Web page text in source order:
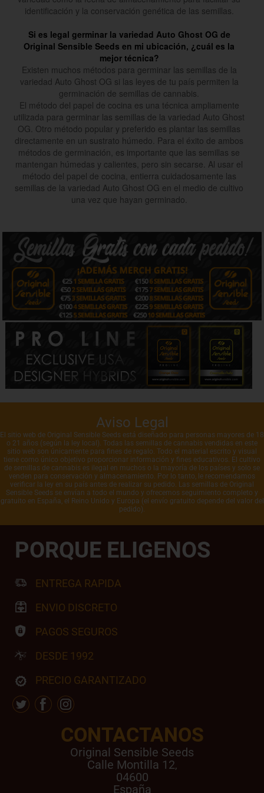
identificación y la conservación genética de las semillas.
Si es legal germinar la variedad Auto Ghost OG de
Original Sensible Seeds en mi ubicación, ¿cuál es la
mejor técnica?
Existen muchos métodos para germinar las semillas de la
variedad Auto Ghost OG si las leyes de tu país permiten la
germinación de semillas de cannabis.
El método del papel de cocina es una técnica ampliamente
utilizada para germinar las semillas de la variedad Auto Ghost
OG. Otro método popular y preferido es plantar las semillas
directamente en un sustrato húmedo. Para el éxito de ambos
métodos de germinación, es importante que las semillas se
mantengan húmedas y calientes, pero sin secarse. Al usar el
método del papel de cocina, entierra cuidadosamente las
semillas de la variedad Auto Ghost OG en el medio de cultivo
una vez que hayan germinado.
Aviso Legal
El sitio web de Original Sensible Seeds está diseñado para personas mayores de 18
o 21 años (según la ley local). Todas las semillas de cannabis vendidas en este
sitio web son únicamente para fines de regalo. Todo el material escrito y visual
tiene como único objetivo proporcionar información y fines educativos. El cultivo
de semillas de cannabis es ilegal en muchos o la mayoría de los países y solo se
venden para conservación y almacenamiento. Por lo tanto, le recomendamos
verificar la ley en su país antes de realizar su pedido. Las semillas de Original
Sensible Seeds se envían a todo el mundo y ofrecemos seguimiento completo y
gratuito en España, el Reino Unido y Europa (el envío gratuito depende del valor del
pedido).
CONTACTANOS
Original Sensible Seeds
Calle Montilla 12,
04600
España
PORQUE ELIGENOS
ENTREGA RAPIDA
ENVIO DISCRETO
PAGOS SEGUROS
DESDE 1992
PRECIO GARANTIZADO